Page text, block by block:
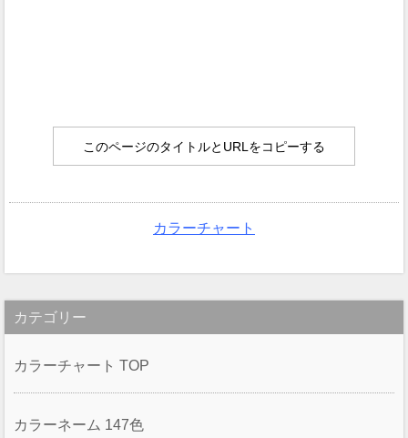
このページのタイトルとURLをコピーする
カラーチャート
カテゴリー
カラーチャート TOP
カラーネーム 147色